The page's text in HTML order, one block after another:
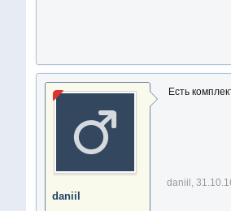
daniil
Есть
daniil ,